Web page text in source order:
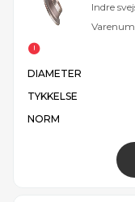
Indre
DIAMETER
TYKKELSE
NORM